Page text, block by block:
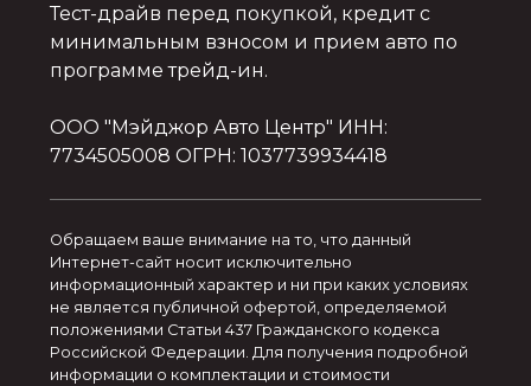
Тест-драйв перед покупкой, кредит с
минимальным взносом и прием авто по
программе трейд-ин.
ООО "Мэйджор Авто Центр" ИНН:
7734505008 ОГРН: 1037739934418
Обращаем ваше внимание на то, что данный
Интернет-сайт носит исключительно
информационный характер и ни при каких условиях
не является публичной офертой, определяемой
положениями Статьи 437 Гражданского кодекса
Российской Федерации. Для получения подробной
информации о комплектации и стоимости